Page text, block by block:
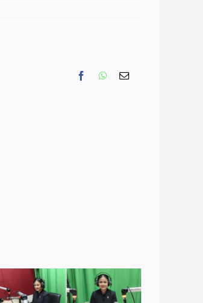
FacebookWhatsApp
Email